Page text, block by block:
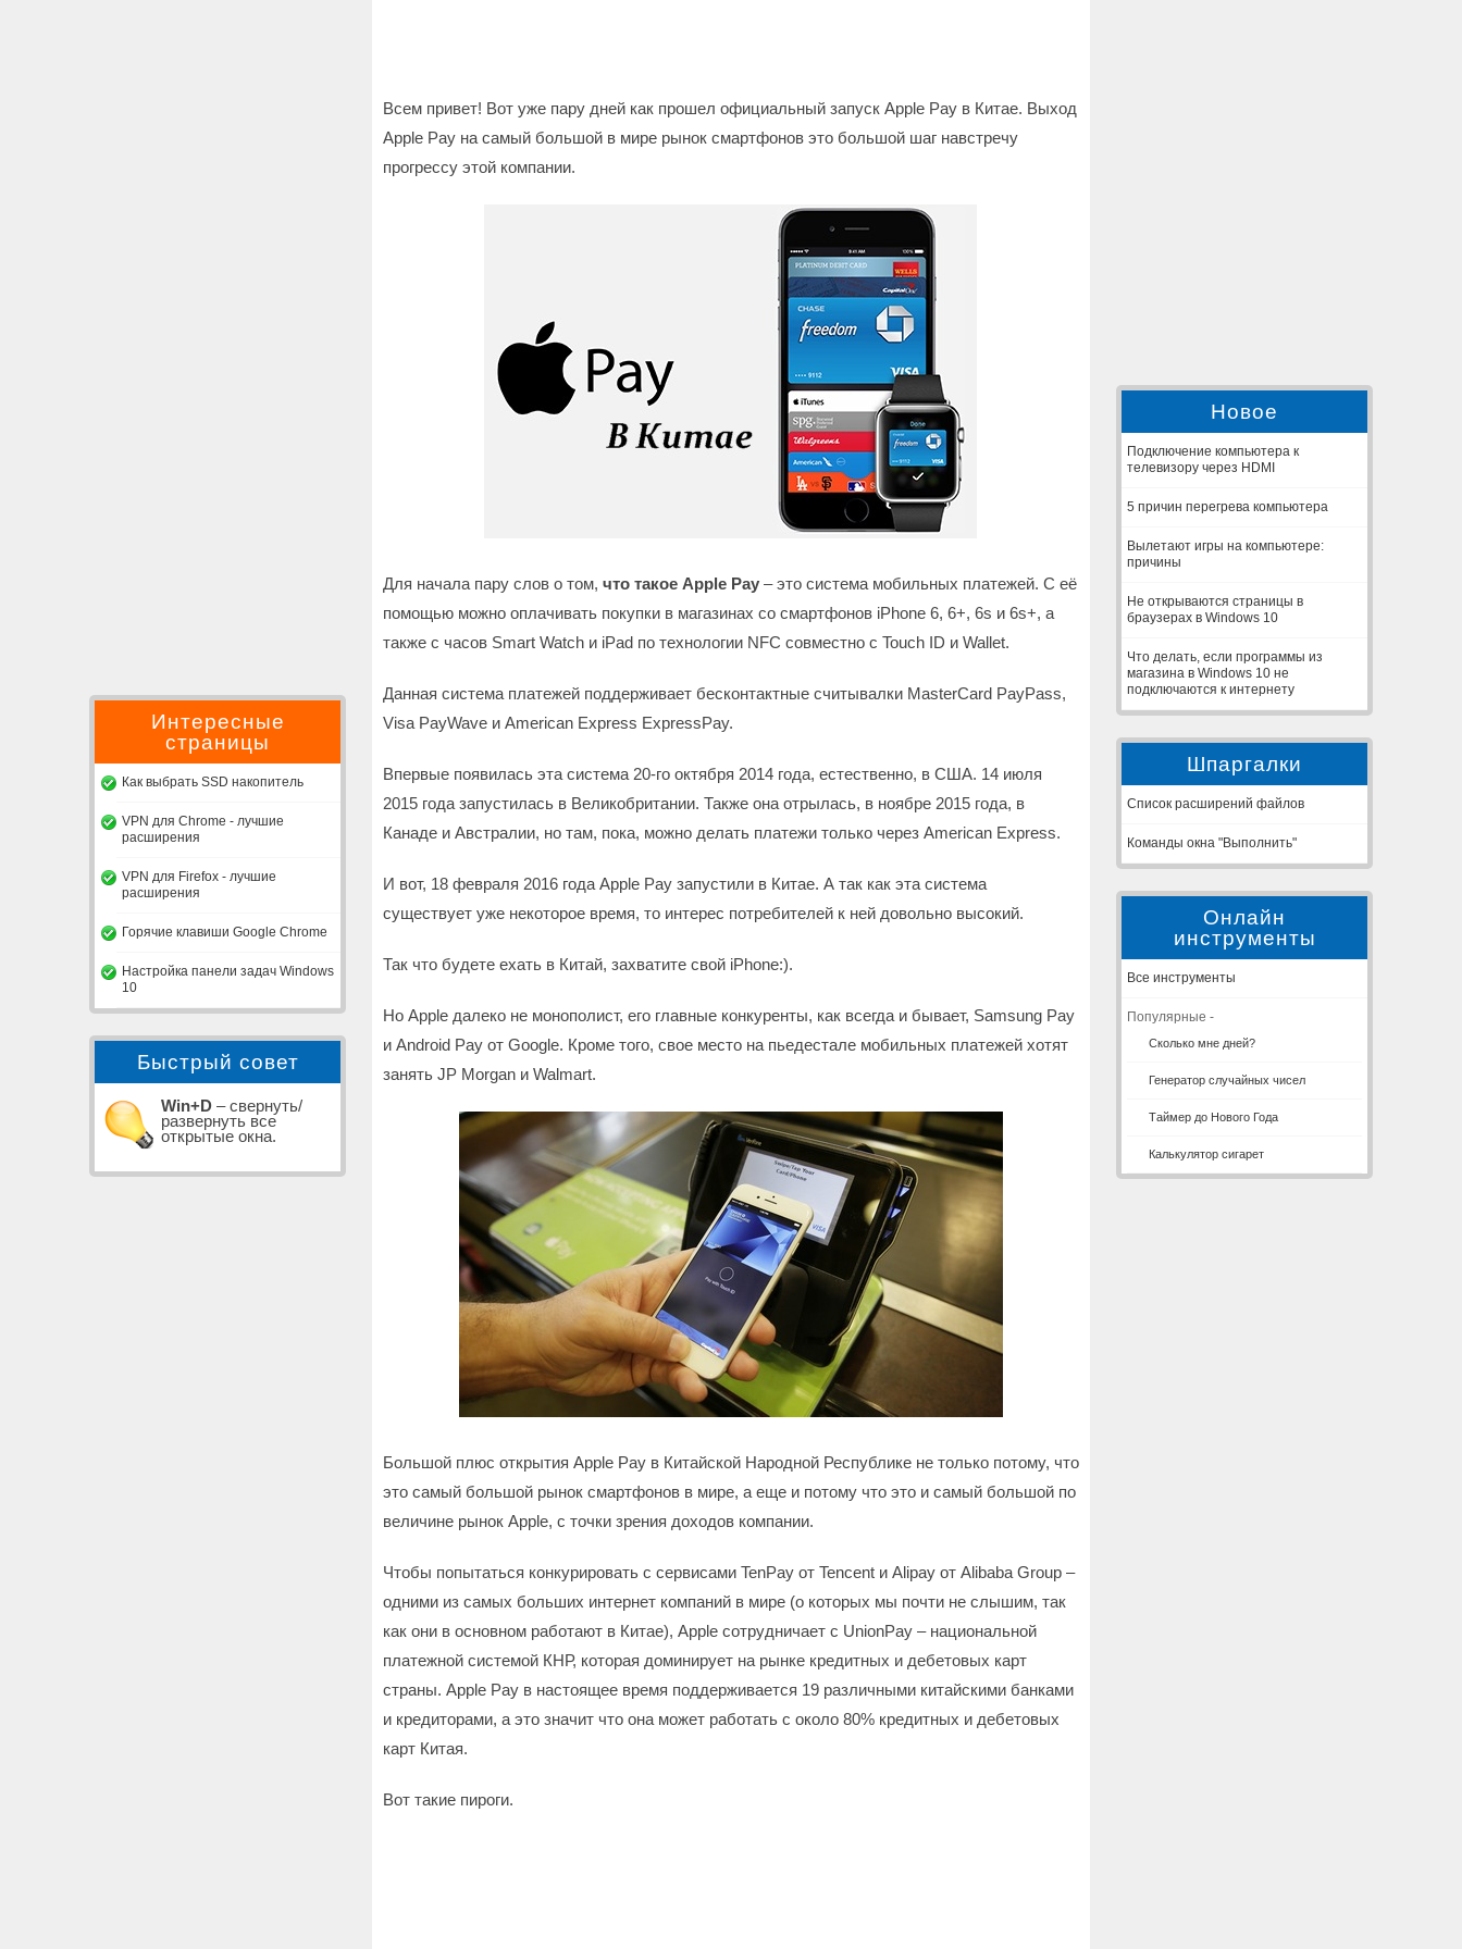
Интересные
страницы
Как выбрать SSD накопитель
VPN для Chrome - лучшие
расширения
VPN для Firefox - лучшие
расширения
Горячие клавиши Google Chrome
Настройка панели задач Windows
10
Быстрый совет
Win+D – свернуть/
развернуть все
открытые окна.
Всем привет! Вот уже пару дней как прошел официальный запуск Apple Pay в Китае. Выход
Apple Pay на самый большой в мире рынок смартфонов это большой шаг навстречу
прогрессу этой компании.
Для начала пару слов о том, что такое Apple Pay– это система мобильных платежей. С её
помощью можно оплачивать покупки в магазинах со смартфонов iPhone 6, 6+, 6s и 6s+, а
также с часов Smart Watch и iPad по технологии NFC совместно с Touch ID и Wallet.
Данная система платежей поддерживает бесконтактные считывалки MasterCard PayPass,
Visa PayWave и American Express ExpressPay.
Впервые появилась эта система 20-го октября 2014 года, естественно, в США. 14 июля
2015 года запустилась в Великобритании. Также она отрылась, в ноябре 2015 года, в
Канаде и Австралии, но там, пока, можно делать платежи только через American Express.
И вот, 18 февраля 2016 года Apple Pay запустили в Китае. А так как эта система
существует уже некоторое время, то интерес потребителей к ней довольно высокий.
Так что будете ехать в Китай, захватите свой iPhone:).
Но Apple далеко не монополист, его главные конкуренты, как всегда и бывает, Samsung Pay
и Android Pay от Google. Кроме того, свое место на пьедестале мобильных платежей хотят
занять JP Morgan и Walmart.
Большой плюс открытия Apple Pay в Китайской Народной Республике не только потому, что
это самый большой рынок смартфонов в мире, а еще и потому что это и самый большой по
величине рынок Apple, с точки зрения доходов компании.
Чтобы попытаться конкурировать с сервисами TenPay от Tencent и Alipay от Alibaba Group –
одними из самых больших интернет компаний в мире (о которых мы почти не слышим, так
как они в основном работают в Китае), Apple сотрудничает с UnionPay – национальной
платежной системой КНР, которая доминирует на рынке кредитных и дебетовых карт
страны. Apple Pay в настоящее время поддерживается 19 различными китайскими банками
и кредиторами, а это значит что она может работать с около 80% кредитных и дебетовых
карт Китая.
Вот такие пироги.
Новое
Подключение компьютера к
телевизору через HDMI
5 причин перегрева компьютера
Вылетают игры на компьютере:
причины
Не открываются страницы в
браузерах в Windows 10
Что делать, если программы из
магазина в Windows 10 не
подключаются к интернету
Шпаргалки
Список расширений файлов
Команды окна "Выполнить"
Онлайн
инструменты
Все инструменты
Популярные -
Сколько мне дней?
Генератор случайных чисел
Таймер до Нового Года
Калькулятор сигарет